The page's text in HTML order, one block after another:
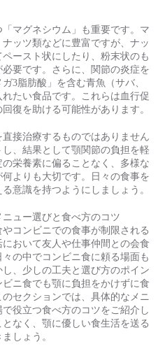
マグネシウム」も重要です。マ
ッツ類などに豊富ですが、ナッ
ースト状にしたり、粉末状のも
要です。さらに、関節の炎症を
3脂肪酸」を含む青魚（サバ、
たい食品です。これらは血行促
復を助ける可能性があります。
接治療するものではありません
、結果として顎関節の負担を軽
栄養素に偏ることなく、多様な
よりも大切です。日々の食事を
意識を持つようにしましょう。
ュー選びと食べ方のコツ
コンビニでの食事が制限される
おいて友人や仕事仲間との会食
の中でコンビニ食に頼る場面も
、少しの工夫と選び方のポイン
ニ食でも顎に負担をかけずに食
セクションでは、具体的なメニ
役立つ食べ方のコツをご紹介し
なく、顎に優しい食生活を送る
しょう。